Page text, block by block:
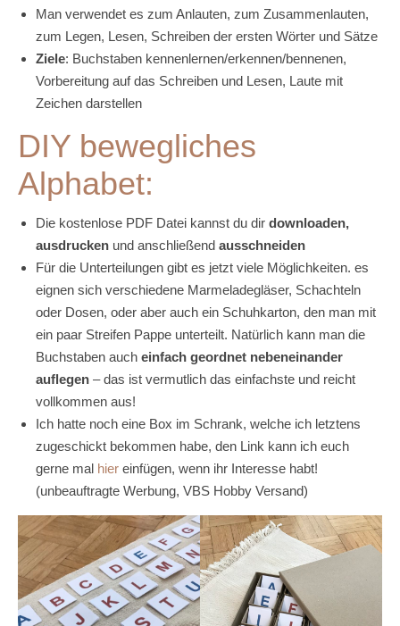
Man verwendet es zum Anlauten, zum Zusammenlauten,
zum Legen, Lesen, Schreiben der ersten Wörter und Sätze
Ziele: Buchstaben kennenlernen/erkennen/bennenen,
Vorbereitung auf das Schreiben und Lesen, Laute mit
Zeichen darstellen
DIY bewegliches
Alphabet:
Die kostenlose PDF Datei kannst du dir downloaden,
ausdrucken und anschließend ausschneiden
Für die Unterteilungen gibt es jetzt viele Möglichkeiten. es
eignen sich verschiedene Marmeladegläser, Schachteln
oder Dosen, oder aber auch ein Schuhkarton, den man mit
ein paar Streifen Pappe unterteilt. Natürlich kann man die
Buchstaben auch einfach geordnet nebeneinander
auflegen – das ist vermutlich das einfachste und reicht
vollkommen aus!
Ich hatte noch eine Box im Schrank, welche ich letztens
zugeschickt bekommen habe, den Link kann ich euch
gerne mal hier einfügen, wenn ihr Interesse habt!
(unbeauftragte Werbung, VBS Hobby Versand)